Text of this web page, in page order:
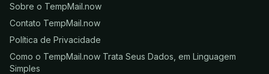
Sobre o TempMail.now
Contato TempMail.now
Política de Privacidade
Como o TempMail.now Trata Seus Dados, em Linguagem
Simples